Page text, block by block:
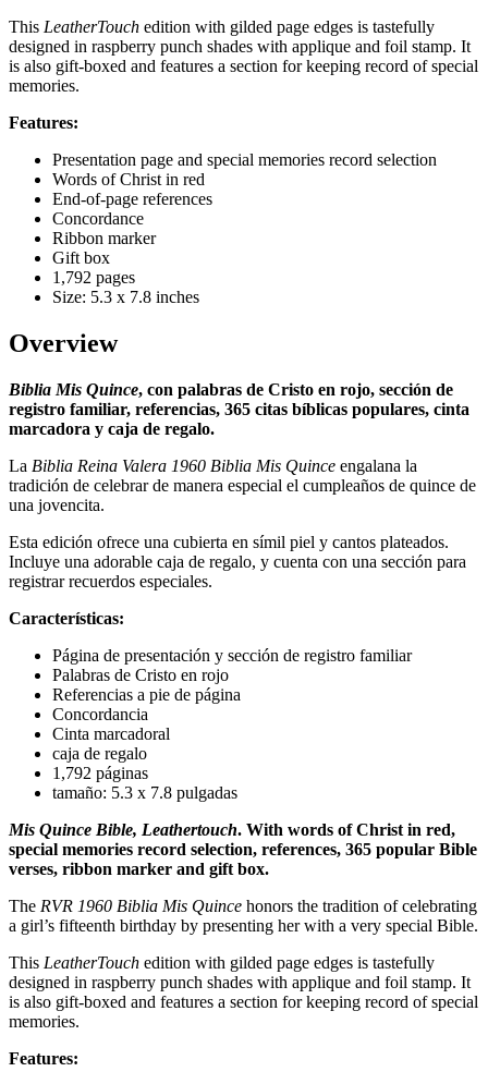
This LeatherTouch edition with gilded page edges is tastefully
designed in raspberry punch shades with applique and foil stamp. It
is also gift-boxed and features a section for keeping record of special
memories.
Features:
Presentation page and special memories record selection
Words of Christ in red
End-of-page references
Concordance
Ribbon marker
Gift box
1,792 pages
Size: 5.3 x 7.8 inches
Overview
Biblia Mis Quince, con palabras de Cristo en rojo, sección de
registro familiar, referencias, 365 citas bíblicas populares, cinta
marcadora y caja de regalo.
La Biblia Reina Valera 1960 Biblia Mis Quince engalana la
tradición de celebrar de manera especial el cumpleaños de quince de
una jovencita.
Esta edición ofrece una cubierta en símil piel y cantos plateados.
Incluye una adorable caja de regalo, y cuenta con una sección para
registrar recuerdos especiales.
Características:
Página de presentación y sección de registro familiar
Palabras de Cristo en rojo
Referencias a pie de página
Concordancia
Cinta marcadoral
caja de regalo
1,792 páginas
tamaño: 5.3 x 7.8 pulgadas
Mis Quince Bible, Leathertouch. With words of Christ in red,
special memories record selection, references, 365 popular Bible
verses, ribbon marker and gift box.
The RVR 1960 Biblia Mis Quince honors the tradition of celebrating
a girl’s fifteenth birthday by presenting her with a very special Bible.
This LeatherTouch edition with gilded page edges is tastefully
designed in raspberry punch shades with applique and foil stamp. It
is also gift-boxed and features a section for keeping record of special
memories.
Features: